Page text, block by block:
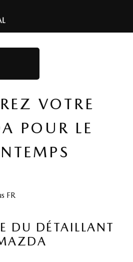
VOTRE
POUR LE
DU DÉTAILLANT